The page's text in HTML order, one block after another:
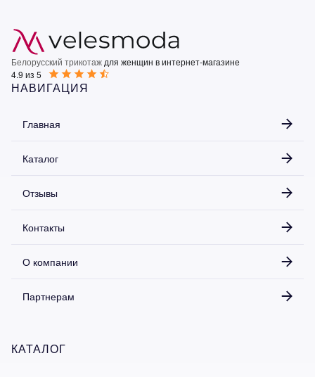
Белорусский трикотаждля женщин в интернет-магазине
4.9 из 5
НАВИГАЦИЯ
Главная
Каталог
Отзывы
Контакты
О компании
Партнерам
КАТАЛОГ